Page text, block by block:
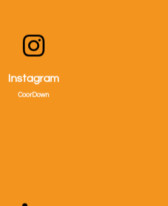
Instagram
CoorDown